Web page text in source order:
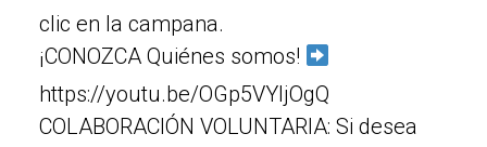
clic en la campana.
¡CONOZCA Quiénes somos!
https://youtu.be/OGp5VYljOgQ
COLABORACIÓN VOLUNTARIA: Si desea